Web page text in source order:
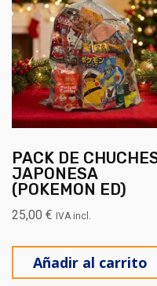
PACK DE
JAPONESA
(POKEMON ED)
25,00 € IVA incl.
Añadir al carrito